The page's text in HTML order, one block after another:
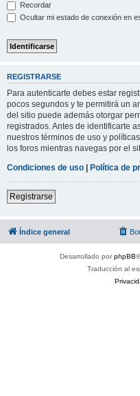
Recordar
Ocultar mi estado de conexión en
REGISTRARSE
Para autenticarte debes estar
pocos segundos y te permitirá un
del sitio puede además otorgar
registrados. Antes de identificarte
nuestros términos de uso y
los foros mientras navegas por el
Condiciones de uso | Política de
Registrarse
Índice general
Desarrollado porphpBB
Traducción al